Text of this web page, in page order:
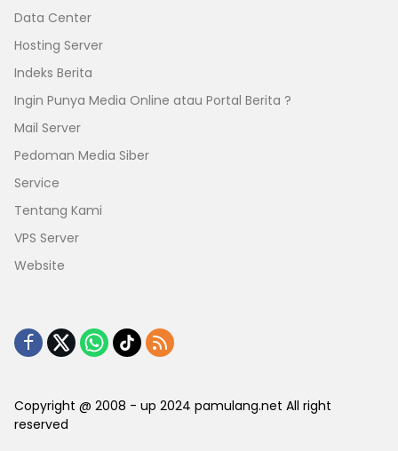
Data Center
Hosting Server
Indeks Berita
Ingin Punya Media Online atau Portal Berita ?
Mail Server
Pedoman Media Siber
Service
Tentang Kami
VPS Server
Website
Copyright @ 2008 - up 2024 pamulang.net All right
reserved